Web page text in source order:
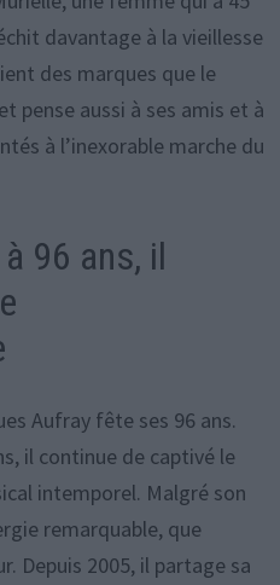
davantage à la vieillesse
des marques que le
pense aussi à ses amis et à
à l’inexorable marche du
96 ans, il
Aufray fête ses 96 ans.
il continue de captivé le
intemporel. Malgré son
remarquable, que
Depuis 2005, il partage sa